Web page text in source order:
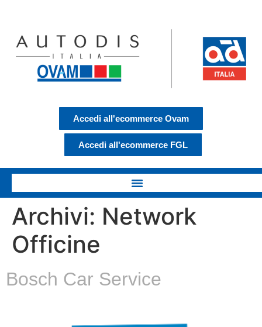
Accedi all'ecommerce Ovam
Accedi all'ecommerce FGL
Archivi: Network
Officine
Bosch Car Service